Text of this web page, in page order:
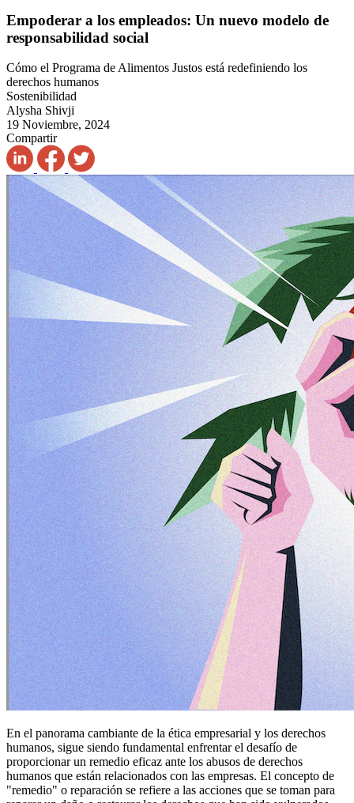
Empoderar a los empleados: Un nuevo modelo de
responsabilidad social
Cómo el Programa de Alimentos Justos está redefiniendo los
derechos humanos
Sostenibilidad
Alysha Shivji
19 Noviembre, 2024
Compartir
En el panorama cambiante de la ética empresarial y los derechos
humanos, sigue siendo fundamental enfrentar el desafío de
proporcionar un remedio eficaz ante los abusos de derechos
humanos que están relacionados con las empresas. El concepto de
"remedio" o reparación se refiere a las acciones que se toman para